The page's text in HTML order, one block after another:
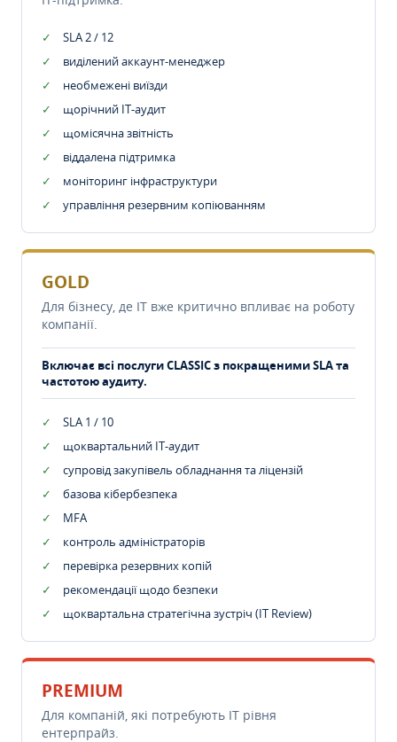
SLA 2 / 12
виділений аккаунт-менеджер
необмежені виїзди
щорічний IT-аудит
щомісячна звітність
віддалена підтримка
моніторинг інфраструктури
управління резервним копіюванням
GOLD
Для бізнесу, де IT вже критично впливає на роботу
компанії.
Включає всі послуги CLASSIC з покращеними SLA та
частотою аудиту.
SLA 1 / 10
щоквартальний IT-аудит
супровід закупівель обладнання та ліцензій
базова кібербезпека
MFA
контроль адміністраторів
перевірка резервних копій
рекомендації щодо безпеки
щоквартальна стратегічна зустріч (IT Review)
PREMIUM
Для компаній, які потребують ІТ рівня
ентерпрайз.